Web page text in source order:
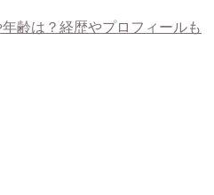
齢は？経歴やプロフィールも